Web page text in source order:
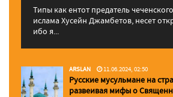
Типы как ентот предатель
ислама Хусейн Джамбетов, несет
ибо я...
ARSLAN 11.06.2024, 02:50
Русские мусульмане на
pазвеивая мифы о